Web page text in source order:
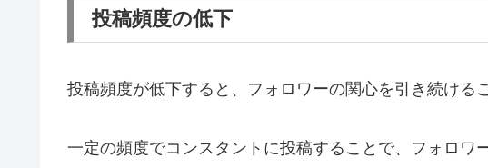
投稿頻度の低下
投稿頻度が低下すると、フォロワーの関心を引き続ける
一定の頻度でコンスタントに投稿することで、フォロワ